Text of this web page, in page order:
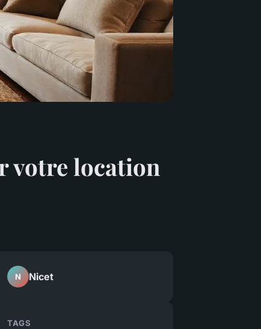
votre location
N Nicet
TAGS